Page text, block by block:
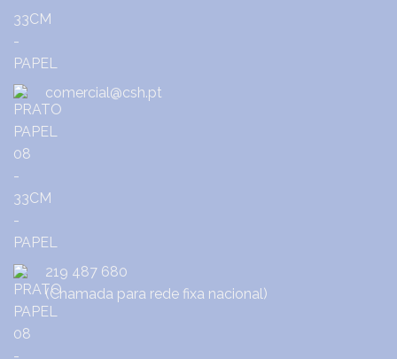
comercial@csh.pt
219 487 680
(Chamada para rede fixa nacional)